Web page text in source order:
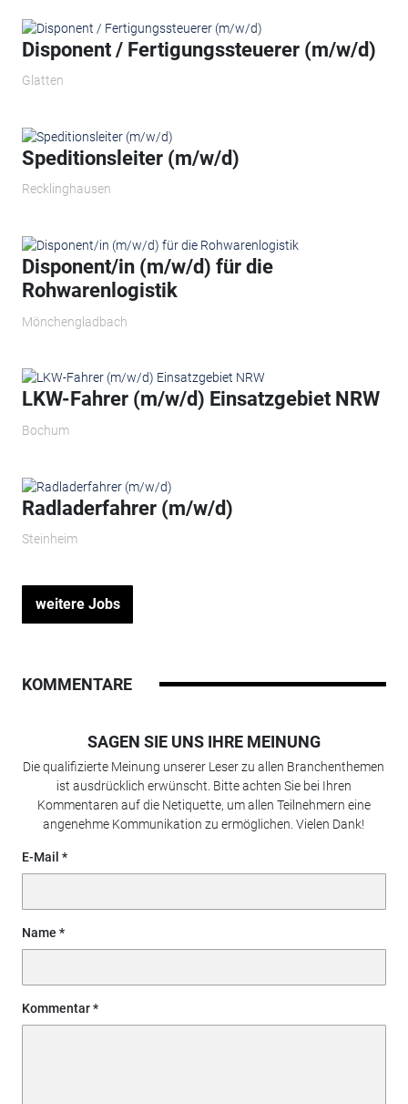
Disponent / Fertigungssteuerer (m/w/d)
Glatten
Speditionsleiter (m/w/d)
Recklinghausen
Disponent/in (m/w/d) für die
Rohwarenlogistik
Mönchengladbach
LKW-Fahrer (m/w/d) Einsatzgebiet NRW
Bochum
Radladerfahrer (m/w/d)
Steinheim
weitere Jobs
KOMMENTARE
SAGEN SIE UNS IHRE MEINUNG
Die qualifizierte Meinung unserer Leser zu allen Branchenthemen
ist ausdrücklich erwünscht. Bitte achten Sie bei Ihren
Kommentaren auf die Netiquette, um allen Teilnehmern eine
angenehme Kommunikation zu ermöglichen. Vielen Dank!
E-Mail
Name
Kommentar